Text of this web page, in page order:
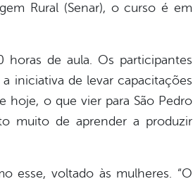
Rural (Senar), o curso é em
de aula. Os participantes
iniciativa de levar capacitações
hoje, o que vier para São Pedro
muito de aprender a produzir
esse, voltado às mulheres. “O